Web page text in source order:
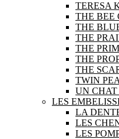
TERESA
THE BEE
THE
THE
THE
THE
THE
TWIN
UN
LES
LA
LES
LES